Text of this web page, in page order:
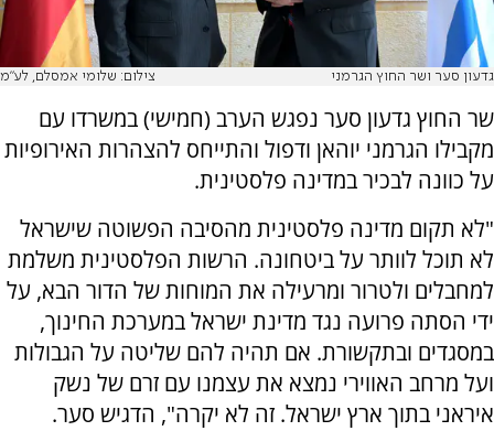
גדעון סער ושר החוץ הגרמני צילום: שלומי אמסלם, לע"מ
שר החוץ גדעון סער נפגש הערב (חמישי) במשרדו עם
מקבילו הגרמני יוהאן ודפול והתייחס להצהרות האירופיות
על כוונה לבכיר במדינה פלסטינית.
"לא תקום מדינה פלסטינית מהסיבה הפשוטה שישראל
לא תוכל לוותר על ביטחונה. הרשות הפלסטינית משלמת
למחבלים ולטרור ומרעילה את המוחות של הדור הבא, על
ידי הסתה פרועה נגד מדינת ישראל במערכת החינוך,
במסגדים ובתקשורת. אם תהיה להם שליטה על הגבולות
ועל מרחב האווירי נמצא את עצמנו עם זרם של נשק
איראני בתוך ארץ ישראל. זה לא יקרה", הדגיש סער.